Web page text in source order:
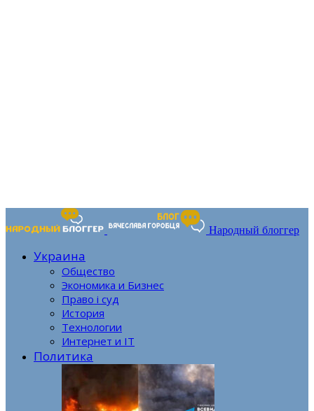
Народный блоггер
Украина
Общество
Экономика и Бизнес
Право і суд
История
Технологии
Интернет и IT
Политика